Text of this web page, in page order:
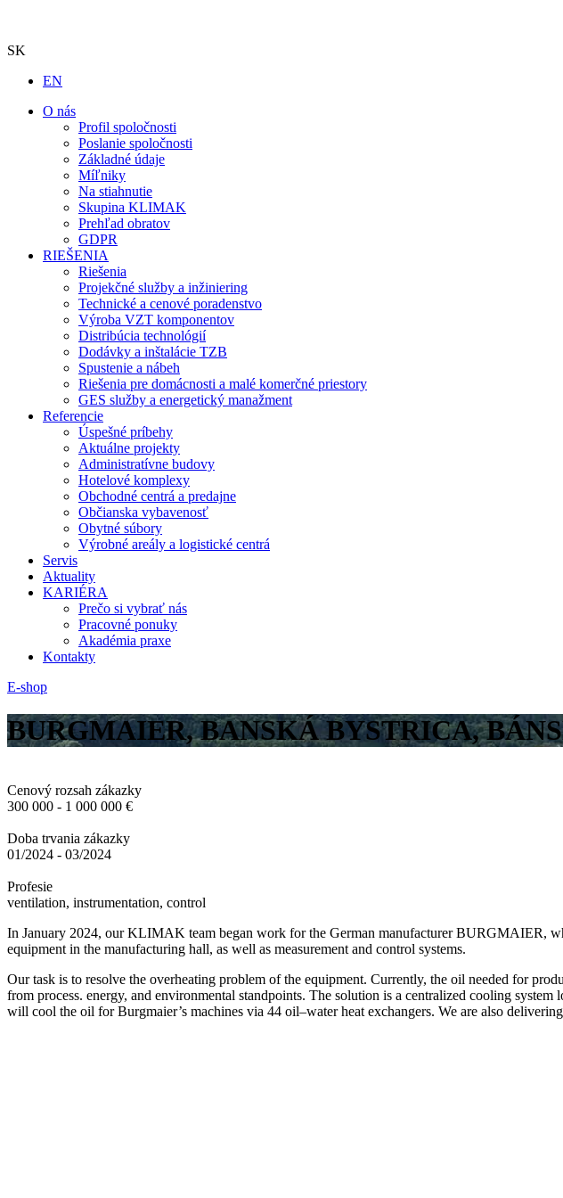
SK
EN
O nás
Profil spoločnosti
Poslanie spoločnosti
Základné údaje
Míľniky
Na stiahnutie
Skupina KLIMAK
Prehľad obratov
GDPR
RIEŠENIA
Riešenia
Projekčné služby a inžiniering
Technické a cenové poradenstvo
Výroba VZT komponentov
Distribúcia technológií
Dodávky a inštalácie TZB
Spustenie a nábeh
Riešenia pre domácnosti a malé komerčné priestory
GES služby a energetický manažment
Referencie
Úspešné príbehy
Aktuálne projekty
Administratívne budovy
Hotelové komplexy
Obchodné centrá a predajne
Občianska vybavenosť
Obytné súbory
Výrobné areály a logistické centrá
Servis
Aktuality
KARIÉRA
Prečo si vybrať nás
Pracovné ponuky
Akadémia praxe
Kontakty
E-shop
BURGMAIER, BANSKÁ BYSTRICA,
Cenový rozsah zákazky
300 000 - 1 000 000 €
Doba trvania zákazky
01/2024 - 03/2024
Profesie
ventilation, instrumentation, control
In January 2024, our KLIMAK team began work for the German manufacturer BURGMAIER,
equipment in the manufacturing hall, as well as measurement and control systems.
Our task is to resolve the overheating problem of the equipment. Currently, the oil needed for
from process. energy, and environmental standpoints. The solution is a centralized cooling
will cool the oil for Burgmaier’s machines via 44 oil–water heat exchangers. We are also